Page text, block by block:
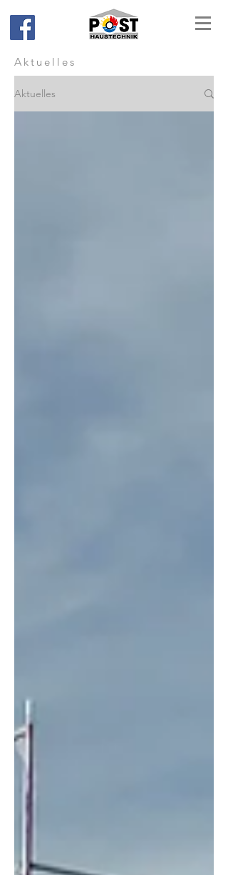
Aktuelles
Aktuelles